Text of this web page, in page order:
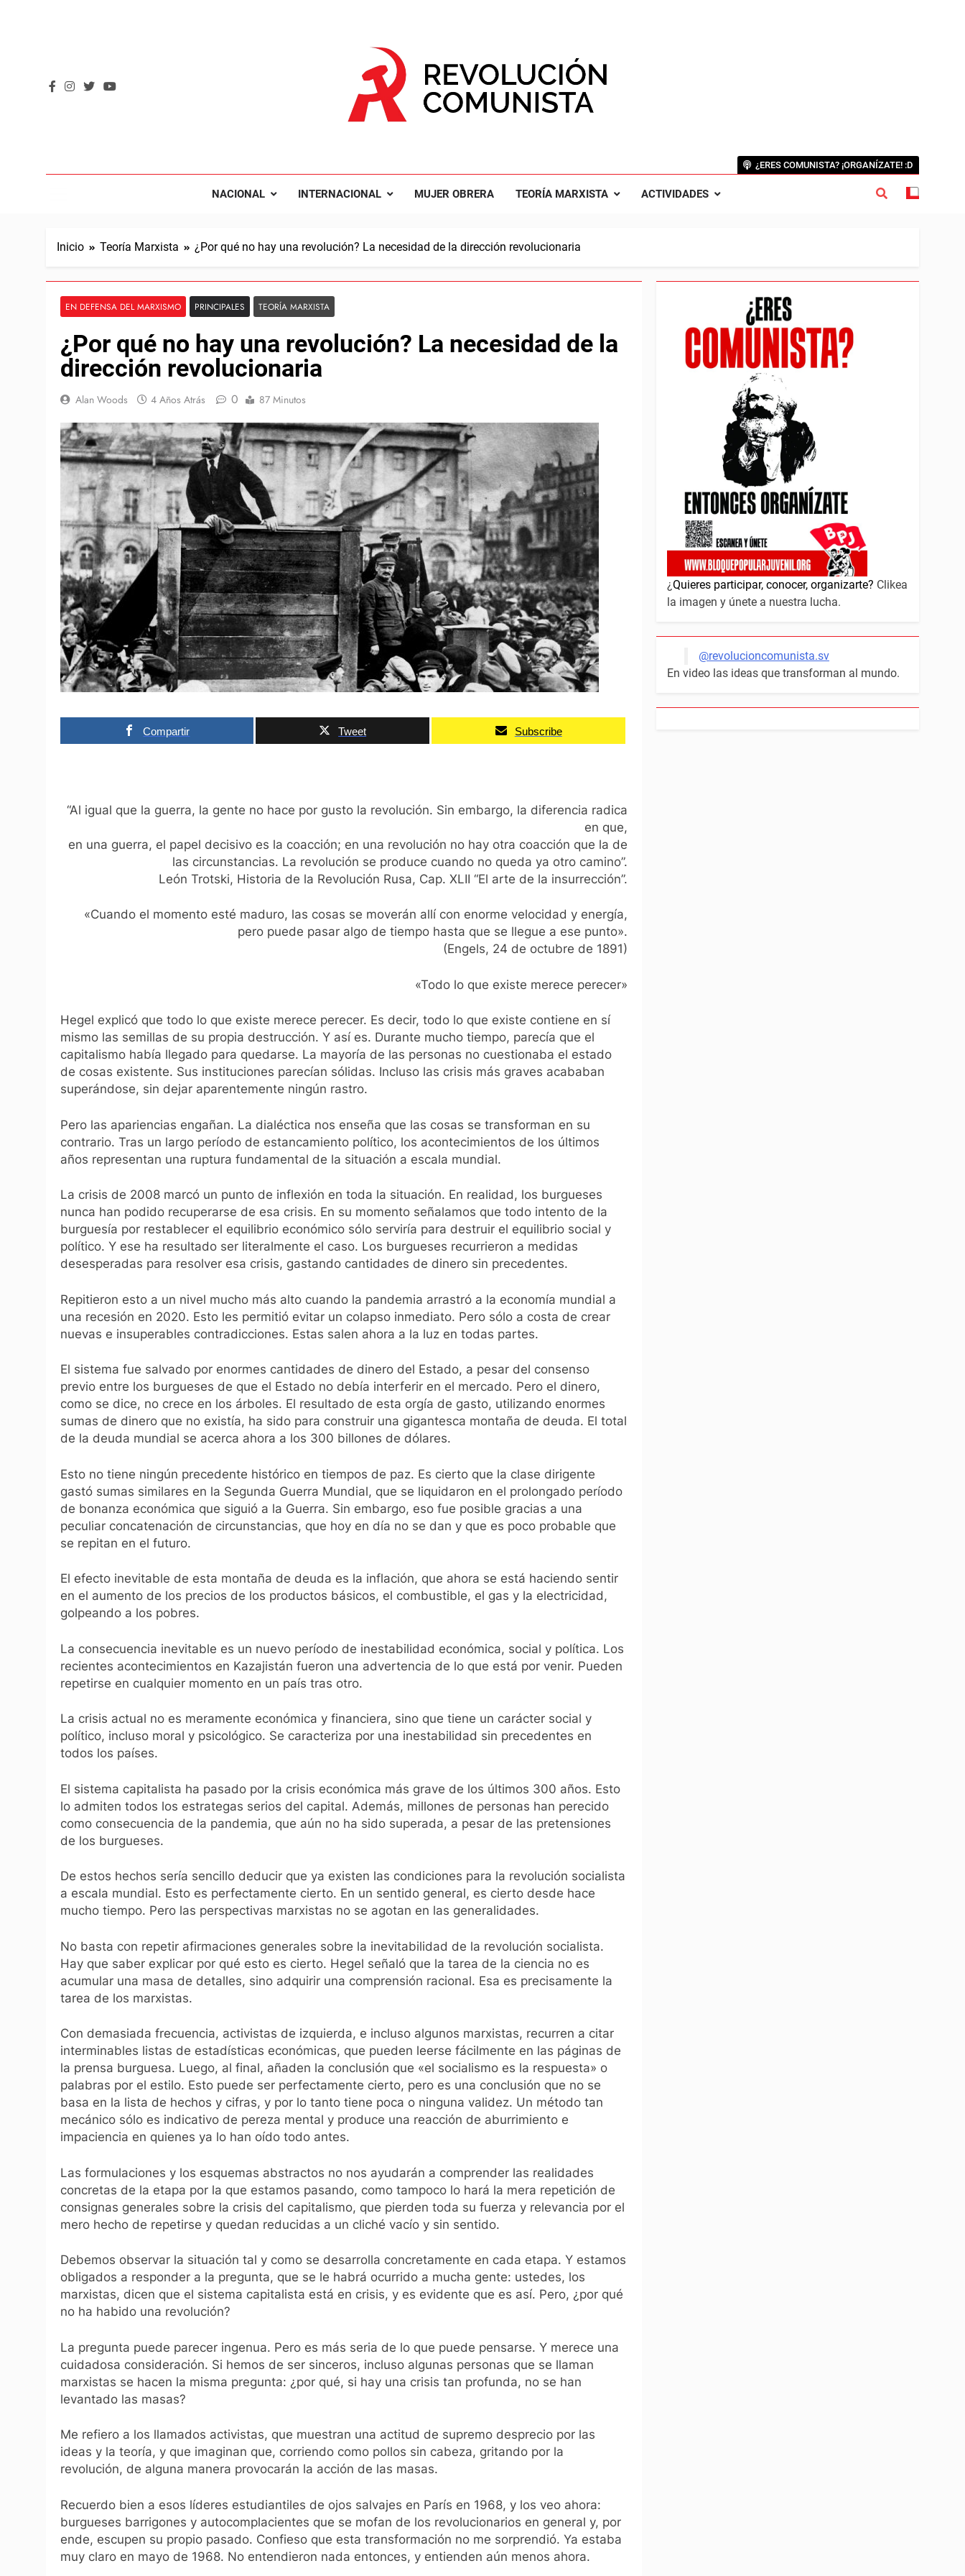
NACIONAL INTERNACIONAL MUJER OBRERA TEORÍA MARXISTA ACTIVIDADES
¿ERES COMUNISTA? ¡ORGANÍZATE! :D
Inicio Teoría Marxista ¿Por qué no hay una revolución? La necesidad de la dirección revolucionaria
EN DEFENSA DEL MARXISMO PRINCIPALES TEORÍA MARXISTA
¿Por qué no hay una revolución? La necesidad de la
dirección revolucionaria
Alan Woods 4 Años Atrás 0 87 Minutos
Compartir Tweet Subscribe
“Al igual que la guerra, la gente no hace por gusto la revolución. Sin embargo, la diferencia radica
en que,
en una guerra, el papel decisivo es la coacción; en una revolución no hay otra coacción que la de
las circunstancias. La revolución se produce cuando no queda ya otro camino”.
León Trotski, Historia de la Revolución Rusa, Cap. XLII “El arte de la insurrección”.
«Cuando el momento esté maduro, las cosas se moverán allí con enorme velocidad y energía,
pero puede pasar algo de tiempo hasta que se llegue a ese punto».
(Engels, 24 de octubre de 1891)
«Todo lo que existe merece perecer»
Hegel explicó que todo lo que existe merece perecer. Es decir, todo lo que existe contiene en sí
mismo las semillas de su propia destrucción. Y así es. Durante mucho tiempo, parecía que el
capitalismo había llegado para quedarse. La mayoría de las personas no cuestionaba el estado
de cosas existente. Sus instituciones parecían sólidas. Incluso las crisis más graves acababan
superándose, sin dejar aparentemente ningún rastro.
Pero las apariencias engañan. La dialéctica nos enseña que las cosas se transforman en su
contrario. Tras un largo período de estancamiento político, los acontecimientos de los últimos
años representan una ruptura fundamental de la situación a escala mundial.
La crisis de 2008 marcó un punto de inflexión en toda la situación. En realidad, los burgueses
nunca han podido recuperarse de esa crisis. En su momento señalamos que todo intento de la
burguesía por restablecer el equilibrio económico sólo serviría para destruir el equilibrio social y
político. Y ese ha resultado ser literalmente el caso. Los burgueses recurrieron a medidas
desesperadas para resolver esa crisis, gastando cantidades de dinero sin precedentes.
Repitieron esto a un nivel mucho más alto cuando la pandemia arrastró a la economía mundial a
una recesión en 2020. Esto les permitió evitar un colapso inmediato. Pero sólo a costa de crear
nuevas e insuperables contradicciones. Estas salen ahora a la luz en todas partes.
El sistema fue salvado por enormes cantidades de dinero del Estado, a pesar del consenso
previo entre los burgueses de que el Estado no debía interferir en el mercado. Pero el dinero,
como se dice, no crece en los árboles. El resultado de esta orgía de gasto, utilizando enormes
sumas de dinero que no existía, ha sido para construir una gigantesca montaña de deuda. El total
de la deuda mundial se acerca ahora a los 300 billones de dólares.
Esto no tiene ningún precedente histórico en tiempos de paz. Es cierto que la clase dirigente
gastó sumas similares en la Segunda Guerra Mundial, que se liquidaron en el prolongado período
de bonanza económica que siguió a la Guerra. Sin embargo, eso fue posible gracias a una
peculiar concatenación de circunstancias, que hoy en día no se dan y que es poco probable que
se repitan en el futuro.
El efecto inevitable de esta montaña de deuda es la inflación, que ahora se está haciendo sentir
en el aumento de los precios de los productos básicos, el combustible, el gas y la electricidad,
golpeando a los pobres.
La consecuencia inevitable es un nuevo período de inestabilidad económica, social y política. Los
recientes acontecimientos en Kazajistán fueron una advertencia de lo que está por venir. Pueden
repetirse en cualquier momento en un país tras otro.
La crisis actual no es meramente económica y financiera, sino que tiene un carácter social y
político, incluso moral y psicológico. Se caracteriza por una inestabilidad sin precedentes en
todos los países.
El sistema capitalista ha pasado por la crisis económica más grave de los últimos 300 años. Esto
lo admiten todos los estrategas serios del capital. Además, millones de personas han perecido
como consecuencia de la pandemia, que aún no ha sido superada, a pesar de las pretensiones
de los burgueses.
De estos hechos sería sencillo deducir que ya existen las condiciones para la revolución socialista
a escala mundial. Esto es perfectamente cierto. En un sentido general, es cierto desde hace
mucho tiempo. Pero las perspectivas marxistas no se agotan en las generalidades.
No basta con repetir afirmaciones generales sobre la inevitabilidad de la revolución socialista.
Hay que saber explicar por qué esto es cierto. Hegel señaló que la tarea de la ciencia no es
acumular una masa de detalles, sino adquirir una comprensión racional. Esa es precisamente la
tarea de los marxistas.
Con demasiada frecuencia, activistas de izquierda, e incluso algunos marxistas, recurren a citar
interminables listas de estadísticas económicas, que pueden leerse fácilmente en las páginas de
la prensa burguesa. Luego, al final, añaden la conclusión que «el socialismo es la respuesta» o
palabras por el estilo. Esto puede ser perfectamente cierto, pero es una conclusión que no se
basa en la lista de hechos y cifras, y por lo tanto tiene poca o ninguna validez. Un método tan
mecánico sólo es indicativo de pereza mental y produce una reacción de aburrimiento e
impaciencia en quienes ya lo han oído todo antes.
Las formulaciones y los esquemas abstractos no nos ayudarán a comprender las realidades
concretas de la etapa por la que estamos pasando, como tampoco lo hará la mera repetición de
consignas generales sobre la crisis del capitalismo, que pierden toda su fuerza y relevancia por el
mero hecho de repetirse y quedan reducidas a un cliché vacío y sin sentido.
Debemos observar la situación tal y como se desarrolla concretamente en cada etapa. Y estamos
obligados a responder a la pregunta, que se le habrá ocurrido a mucha gente: ustedes, los
marxistas, dicen que el sistema capitalista está en crisis, y es evidente que es así. Pero, ¿por qué
no ha habido una revolución?
La pregunta puede parecer ingenua. Pero es más seria de lo que puede pensarse. Y merece una
cuidadosa consideración. Si hemos de ser sinceros, incluso algunas personas que se llaman
marxistas se hacen la misma pregunta: ¿por qué, si hay una crisis tan profunda, no se han
levantado las masas?
Me refiero a los llamados activistas, que muestran una actitud de supremo desprecio por las
ideas y la teoría, y que imaginan que, corriendo como pollos sin cabeza, gritando por la
revolución, de alguna manera provocarán la acción de las masas.
Recuerdo bien a esos líderes estudiantiles de ojos salvajes en París en 1968, y los veo ahora:
burgueses barrigones y autocomplacientes que se mofan de los revolucionarios en general y, por
ende, escupen su propio pasado. Confieso que esta transformación no me sorprendió. Ya estaba
muy claro en mayo de 1968. No entendieron nada entonces, y entienden aún menos ahora.
¿Quieres participar, conocer, organizarte? Clikea
la imagen y únete a nuestra lucha.
@revolucioncomunista.sv
En video las ideas que transforman al mundo.